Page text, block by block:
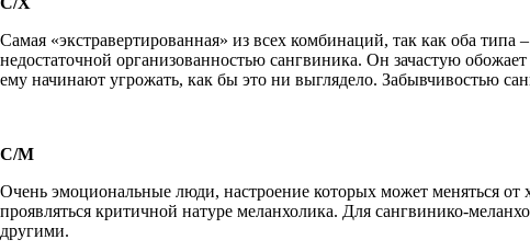
Самая «экстравертированная» из всех комбинаций, так как оба
недостаточной организованностью сангвиника. Он зачастую
ему начинают угрожать, как бы это ни выглядело. Забывчивостью
С/М
Очень эмоциональные люди, настроение которых может меняться от
проявляться критичной натуре меланхолика. Для сангвинико-
другими.